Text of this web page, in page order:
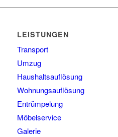
LEISTUNGEN
Transport
Umzug
Haushaltsauflösung
Wohnungsauflösung
Entrümpelung
Möbelservice
Galerie